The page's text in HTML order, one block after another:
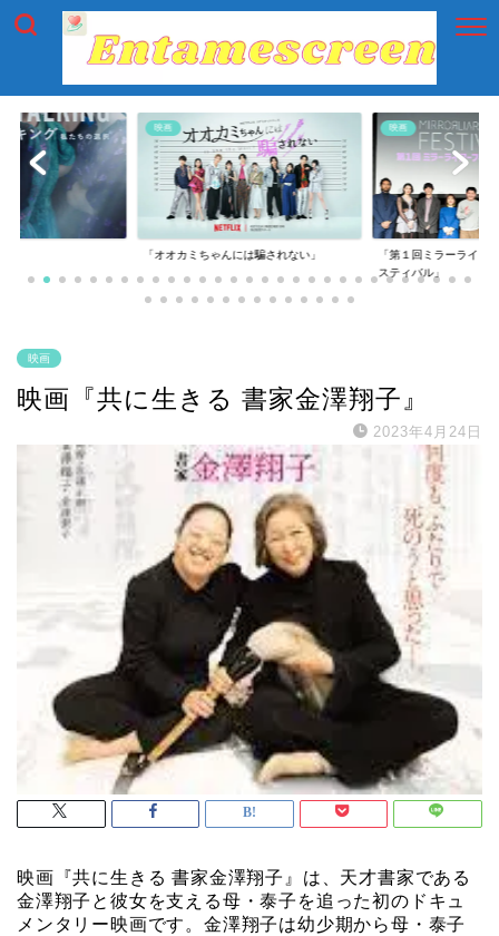
映画
「第１回ミラーライアーフィルムズ・フェ
映画
「第一回横浜国際映画
映画
映画『共に生きる 書家金澤翔子』
2023年4月24日
映画『共に生きる 書家金澤翔子』は、天才書家である
金澤翔子と彼女を支える母・泰子を追った初のドキュ
メンタリー映画です。金澤翔子は幼少期から母・泰子